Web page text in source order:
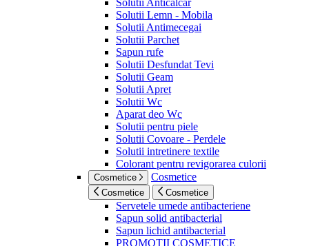
Solutii Anticalcar
Solutii Lemn - Mobila
Solutii Antimecegai
Solutii Parchet
Sapun rufe
Solutii Desfundat Tevi
Solutii Geam
Solutii Apret
Solutii Wc
Aparat deo Wc
Solutii pentru piele
Solutii Covoare - Perdele
Solutii intretinere textile
Colorant pentru revigorarea culorii
Cosmetice Cosmetice
Cosmetice Cosmetice
Servetele umede antibacteriene
Sapun solid antibacterial
Sapun lichid antibacterial
PROMOTII COSMETICE